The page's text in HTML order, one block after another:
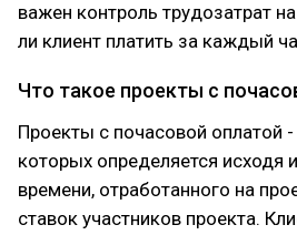
важен контроль трудозатрат
ли клиент платить за каждый
Что такое проекты с
Проекты с почасовой оплатой
которых определяется исходя
времени, отработанного на
ставок участников проекта.